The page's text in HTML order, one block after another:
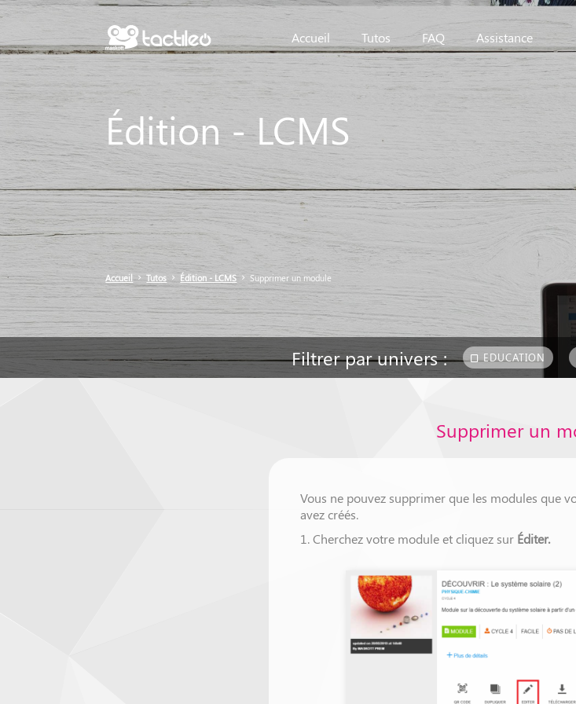
Accueil Tutos FAQ Assistance
Édition - LCMS
Filtrer par univers : EDUCATION
Accueil Tutos Édition - LCMS Supprimer un module
Supprimer un
Vous ne pouvez supprimer que les modules que
avez créés.
1. Cherchez votre module et cliquez sur Éditer.